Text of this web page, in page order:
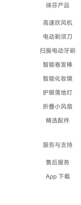
徕芬产品
高速吹风机
电动剃须刀
扫振电动牙刷
智能卷发棒
智能化妆镜
护眼落地灯
折叠小风扇
精选配件
服务与支持
售后服务
App 下载